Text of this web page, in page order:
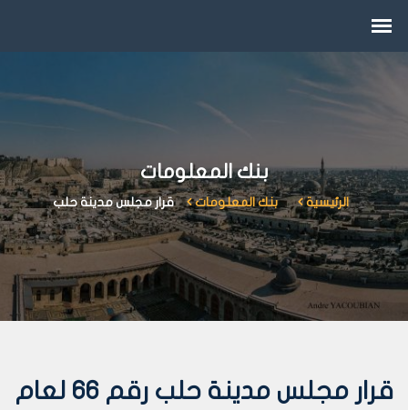
بنك المعلومات
الرئيسية بنك المعلومات قرار مجلس مدينة حلب
قرار مجلس مدينة حلب رقم 66 لعام